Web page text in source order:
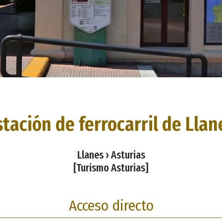
de ferrocarril de
Llanes › Asturias
[Turismo Asturias]
Acceso directo